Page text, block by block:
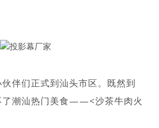
伴们正式到汕头市区。既然到
了潮汕热门美食——<沙茶牛肉火